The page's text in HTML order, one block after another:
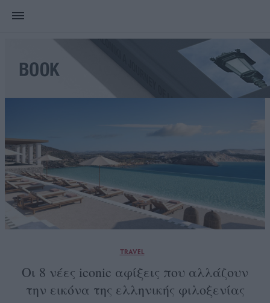
TRAVEL
Οι 8 νέες iconic αφίξεις που αλλάζουν
την εικόνα της ελληνικής φιλοξενίας